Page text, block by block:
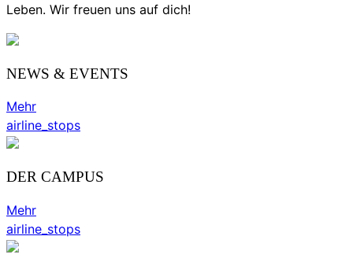
Leben. Wir freuen uns auf dich!
NEWS & EVENTS
Mehr
airline_stops
DER CAMPUS
Mehr
airline_stops